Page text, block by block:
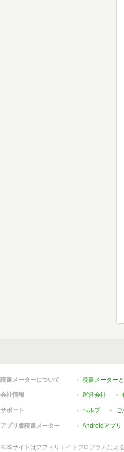
読書メーターについて 読書メーター
会社情報 運営会社
サポート ヘルプ ご
アプリ版読書メーター Androidアプリ
※本サイトはアフィリエイトプログラムによ